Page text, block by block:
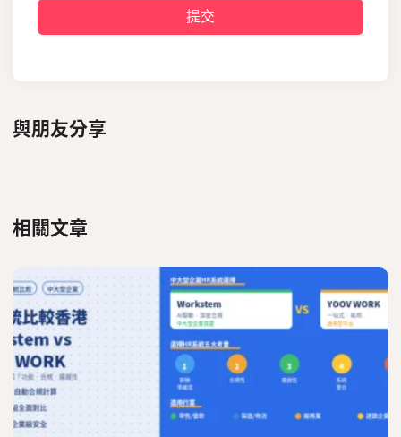
與朋友分享
相關文章